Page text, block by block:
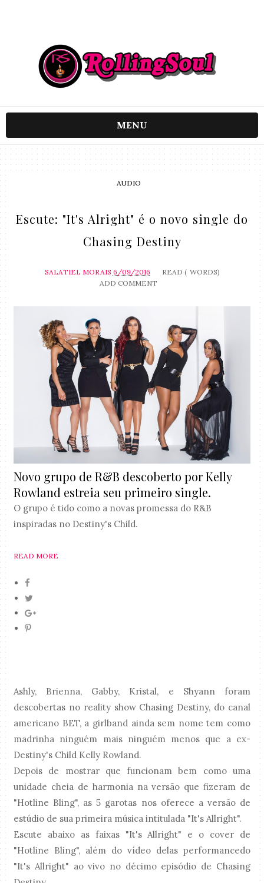
MENU
AUDIO
Escute: "It's Alright" é o novo single do
Chasing Destiny
SALATIEL MORAIS 6/09/2016 READ ( WORDS)
ADD COMMENT
Novo grupo de R&B descoberto por Kelly
Rowland estreia seu primeiro single.
O grupo é tido como a novas promessa do R&B
inspiradas no Destiny's Child.
READ MORE
Ashly, Brienna, Gabby, Kristal, e Shyann foram
descobertas no reality show Chasing Destiny, do canal
americano BET, a girlband ainda sem nome tem como
madrinha ninguém mais ninguém menos que a ex-
Destiny's Child Kelly Rowland.
Depois de mostrar que funcionam bem como uma
unidade cheia de harmonia na versão que fizeram de
"Hotline Bling", as 5 garotas nos oferece a versão de
estúdio de sua primeira música intitulada "It's Allright".
Escute abaixo as faixas "It's Allright" e o cover de
"Hotline Bling", além do vídeo delas performancedo
"It's Allright" ao vivo no décimo episódio de Chasing